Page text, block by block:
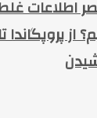
اطلاعات
از